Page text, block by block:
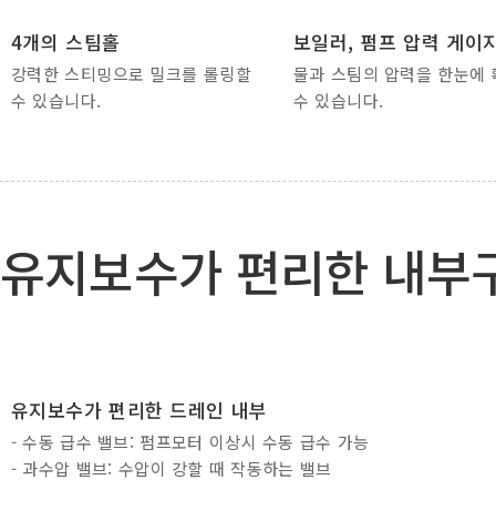
4개의 스팀홀
강력한 스티밍으로 밀크를 롤링할
수 있습니다.
보일러, 펌프 압력 게이
물과 스팀의 압력을 한눈에
수 있습니다.
유지보수가 편리한 내부
유지보수가 편리한 드레인 내부
- 수동 급수 밸브: 펌프모터 이상시 수동 급수 가능
- 과수압 밸브: 수압이 강할 때 작동하는 밸브